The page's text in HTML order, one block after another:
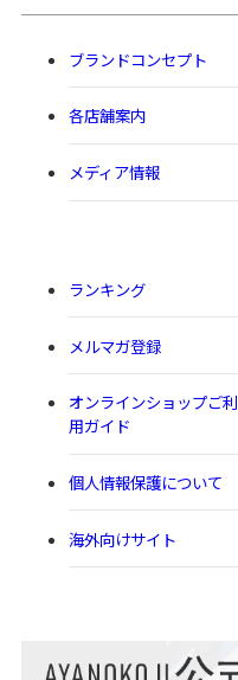
ブランドコンセプト
各店舗案内
メディア情報
ランキング
メルマガ登録
オンラインショップご利
用ガイド
個人情報保護について
海外向けサイト